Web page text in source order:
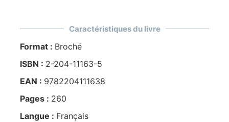
Caractéristiques du livre
Format : Broché
ISBN : 2-204-11163-5
EAN : 9782204111638
Pages : 260
Langue : Français